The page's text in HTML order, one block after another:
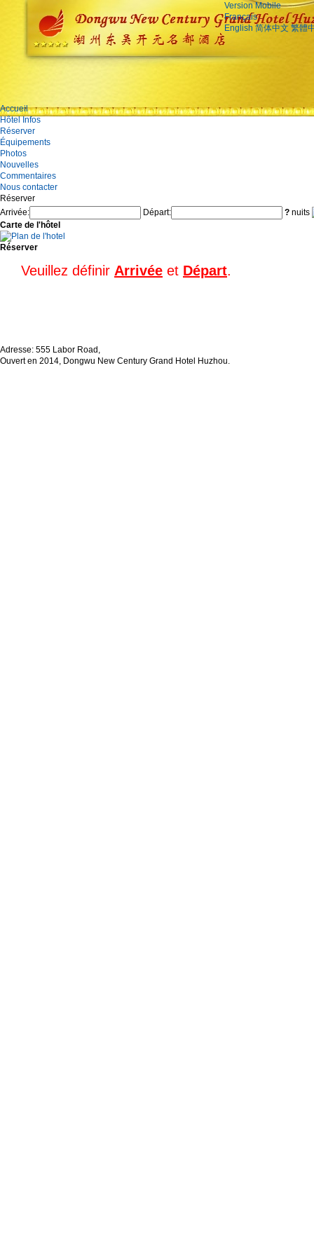
Version Mobile
Français
English 简体中文 繁體
Accueil
Hôtel Infos
Réserver
Équipements
Photos
Nouvelles
Commentaires
Nous contacter
Réserver
Arrivée:
Départ: ? nuits
Carte de l'hôtel
Réserver
Veuillez définir Arrivée et Départ.
Adresse: 555 Labor Road,
Ouvert en 2014, Dongwu New Century Grand Hotel Huzhou.